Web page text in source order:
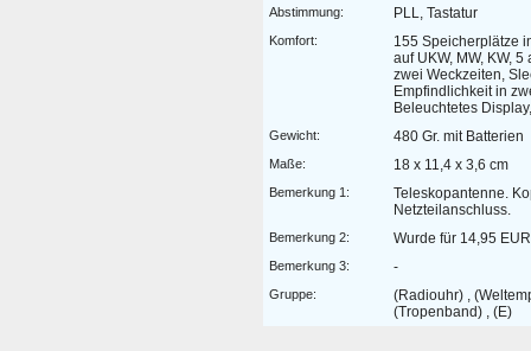
Abstimmung: PLL, Tastatur
Komfort:
155 Speicherplätze
auf UKW, MW, KW,
zwei Weckzeiten,
Empfindlichkeit in
Beleuchtetes Display,
Gewicht: 480 Gr. mit Batterien
Maße: 18 x 11,4 x 3,6 cm
Bemerkung 1:
Teleskopantenne.
Netzteilanschluss.
Bemerkung 2: Wurde für 14,95
Bemerkung 3: -
Gruppe:
(Radiouhr) ,
(Tropenband) , (E)